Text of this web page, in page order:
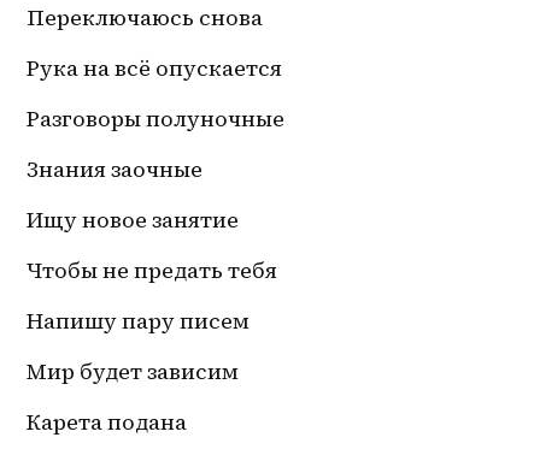
Переключаюсь снова
Рука на всё опускается
Разговоры полуночные
Знания заочные
Ищу новое занятие
Чтобы не предать тебя
Напишу пару писем
Мир будет зависим
Карета подана